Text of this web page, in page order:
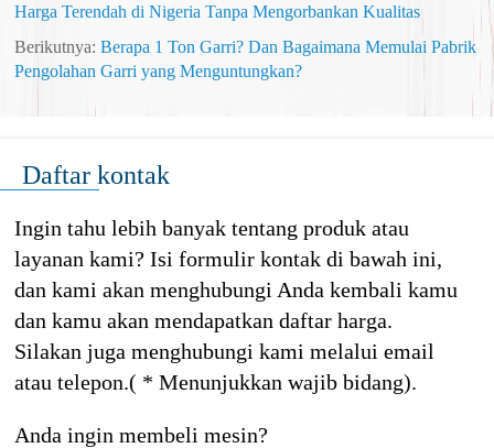
Harga Terendah di Nigeria Tanpa Mengorbankan Kualitas
Berikutnya:Berapa 1 Ton Garri? Dan Bagaimana Memulai Pabrik
Pengolahan Garri yang Menguntungkan?
Daftar kontak
Ingin tahu lebih banyak tentang produk atau
layanan kami? Isi formulir kontak di bawah ini,
dan kami akan menghubungi Anda kembali kamu
dan kamu akan mendapatkan daftar harga.
Silakan juga menghubungi kami melalui email
atau telepon.( * Menunjukkan wajib bidang).
Anda ingin membeli mesin?